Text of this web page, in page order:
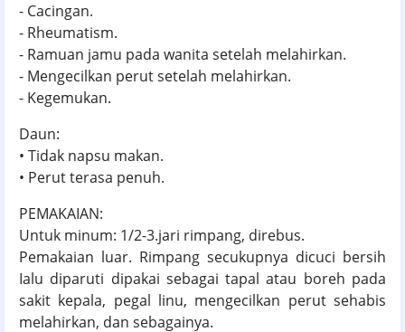
- Cacingan.
- Rheumatism.
- Ramuan jamu pada wanita setelah melahirkan.
- Mengecilkan perut setelah melahirkan.
- Kegemukan.
Daun:
• Tidak napsu makan.
• Perut terasa penuh.
PEMAKAIAN:
Untuk minum: 1/2-3.jari rimpang, direbus.
Pemakaian luar. Rimpang secukupnya dicuci bersih
Ialu diparuti dipakai sebagai tapal atau boreh pada
sakit kepala, pegal linu, mengecilkan perut sehabis
melahirkan, dan sebagainya.